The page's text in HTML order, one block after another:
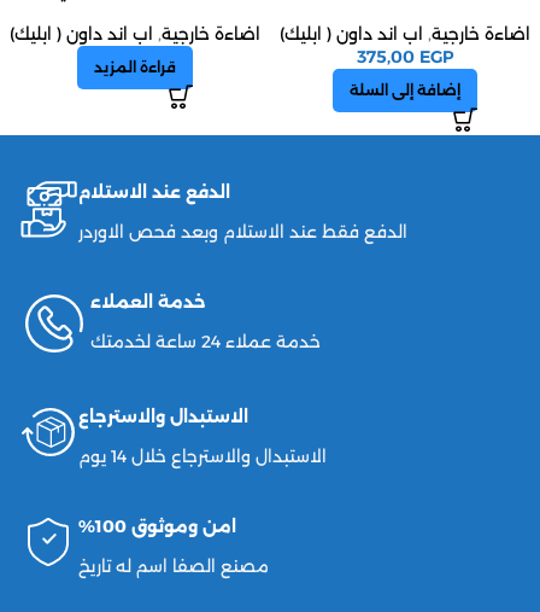
اضاءة خارجية, اب اند داون ( ابليك)
375,00 EGP
إضافة إلى السلة
اضاءة خارجية, اب اند داون ( ابليك)
قراءة المزيد
الدفع عند الاستلام
الدفع فقط عند الاستلام وبعد فحص الاوردر
خدمة العملاء
خدمة عملاء 24 ساعة لخدمتك
الاستبدال والاسترجاع
الاستبدال والاسترجاع خلال 14 يوم
امن وموثوق 100%
مصنع الصفا اسم له تاريخ